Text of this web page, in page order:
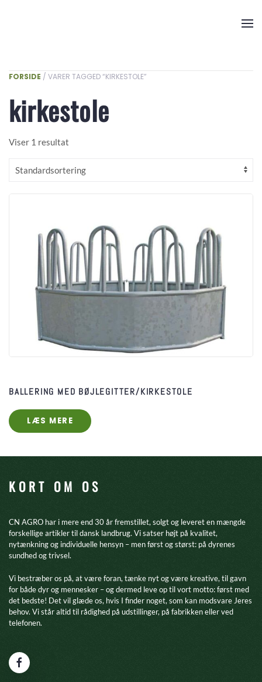
FORSIDE / VARER TAGGED “KIRKESTOLE”
kirkestole
Viser 1 resultat
BALLERING MED BØJLEGITTER/KIRKESTOLE
LÆS MERE
KORT OM OS
CN AGRO har i mere end 30 år fremstillet, solgt og leveret en mængde
forskellige artikler til dansk landbrug. Vi satser højt på kvalitet,
nytænkning og individuelle hensyn – men først og størst: på dyrenes
sundhed og trivsel.
​Vi bestræber os på, at være foran, tænke nyt og være kreative, til gavn
for både dyr og mennesker – og dermed leve op til vort motto: først med
det bedste! Det vil glæde os, hvis I finder noget, som kan modsvare Jeres
behov. Vi står altid til rådighed på udstillinger, på fabrikken eller ved
telefonen.